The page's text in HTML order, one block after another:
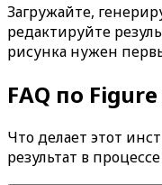
Загружайте,
редактируйте
рисунка нужен
FAQ по
Что делает этот
результат в